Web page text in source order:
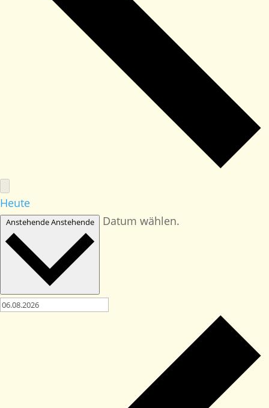
Heute
AnstehendeAnstehende Datum wählen.